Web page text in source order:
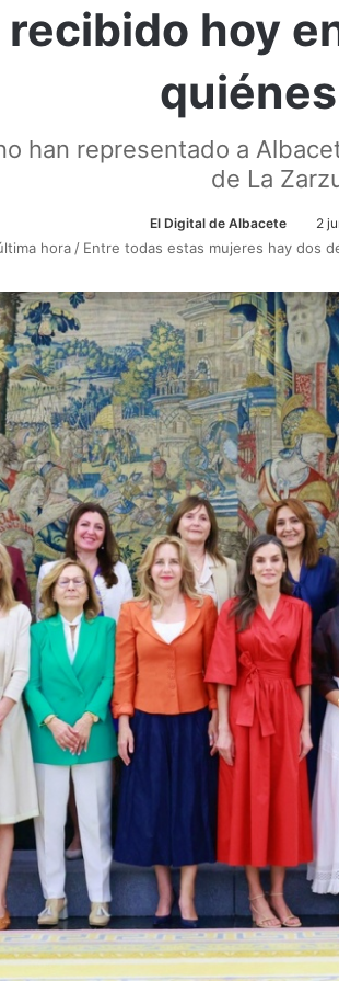
hoy
han representado a
de La
El Digital de Albacete 2
hora / Entre todas estas mujeres hay dos